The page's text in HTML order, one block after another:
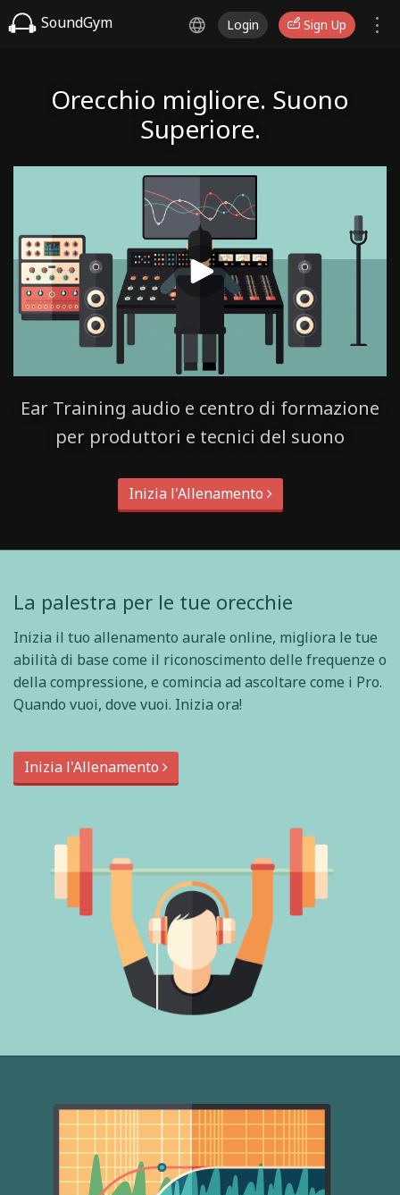
SoundGym Login Sign Up
Orecchio migliore. Suono
Superiore.
Ear Training audio e centro di formazione
per produttori e tecnici del suono
Inizia l'Allenamento
La palestra per le tue orecchie
Inizia il tuo allenamento aurale online, migliora le tue
abilità di base come il riconoscimento delle frequenze o
della compressione, e comincia ad ascoltare come i Pro.
Quando vuoi, dove vuoi. Inizia ora!
Inizia l'Allenamento